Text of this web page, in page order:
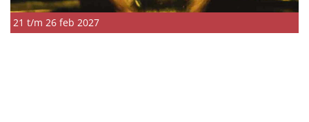
21 t/m 26 feb 2027